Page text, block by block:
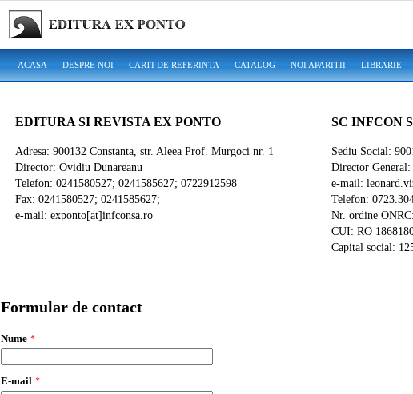
ACASA DESPRE NOI CARTI DE REFERINTA CATALOG NOI APARITII LIBRARIE
EDITURA SI REVISTA EX PONTO
Adresa: 900132 Constanta, str. Aleea Prof. Murgoci nr. 1
Director: Ovidiu Dunareanu
Telefon: 0241580527; 0241585627; 0722912598
Fax: 0241580527; 0241585627;
e-mail: exponto[at]infconsa.ro
SC INFCON
Sediu Social:
Director
e-mail:
Telefon:
Nr. ordine
CUI: RO
Capital social:
Formular de contact
Nume *
E-mail *